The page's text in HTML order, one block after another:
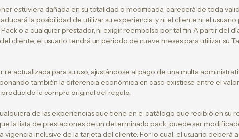
estuviera dañada en su totalidad o modificada, carecerá de toda
la posibilidad de utilizar su experiencia, y ni el cliente ni el
o a cualquier prestador, ni exigir reembolso por tal fin. A partir del
cliente, el usuario tendrá un periodo de nueve meses para utilizar su
re actualizada para su uso, ajustándose al pago de una multa
también la diferencia económica en caso existiese entre el
la compra original del regalo.
de las experiencias que tiene en el catálogo que recibió en su
la lista de prestaciones de un determinado pack, puede ser
vigencia inclusive de la tarjeta del cliente. Por lo cual, el usuario deberá